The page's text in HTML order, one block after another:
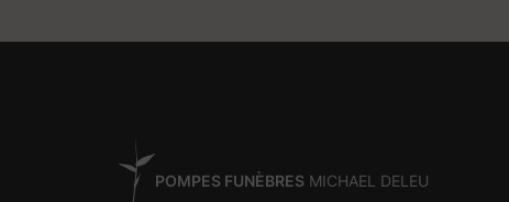
POMPES FUNÈBRES MICHAEL DELEU